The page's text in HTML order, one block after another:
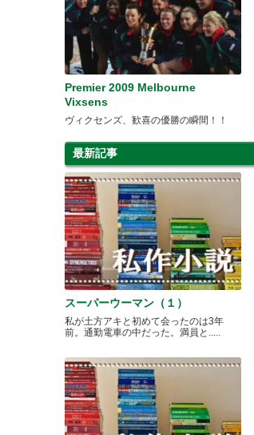
Premier 2009 Melbourne
Vixsens
ヴィクセンズ、歓喜の優勝の瞬間！！
最新記事
スーパーウーマン（１）
私が土方アキと初めて会ったのは3年
前。通勤電車の中だった。満員と.....